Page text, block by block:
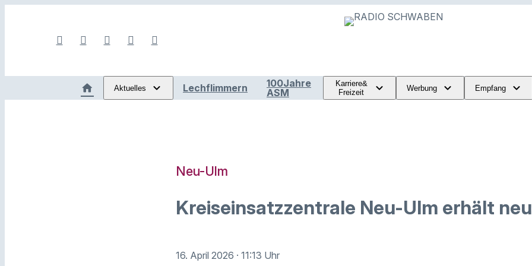
Aktuelles Lechflimmern
100Jahre
ASM
Karriere&
Freizeit
Werbung Empfang
Neu-Ulm
Kreiseinsatzzentrale Neu-Ulm erhält
16. April 2026 · 11:13 Uhr